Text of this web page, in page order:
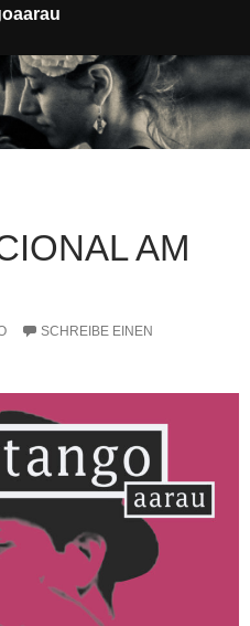
AM
SCHREIBE EINEN